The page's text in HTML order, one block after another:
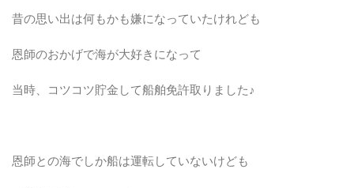
昔の思い出は何もかも嫌になっていたけれども
恩師のおかげで海が大好きになって
当時、コツコツ貯金して船舶免許取りました♪
恩師との海でしか船は運転していないけども